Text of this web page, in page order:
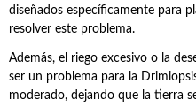
diseñados específicamente para
resolver este problema.
Además, el riego excesivo o la
ser un problema para la
moderado, dejando que la tierra